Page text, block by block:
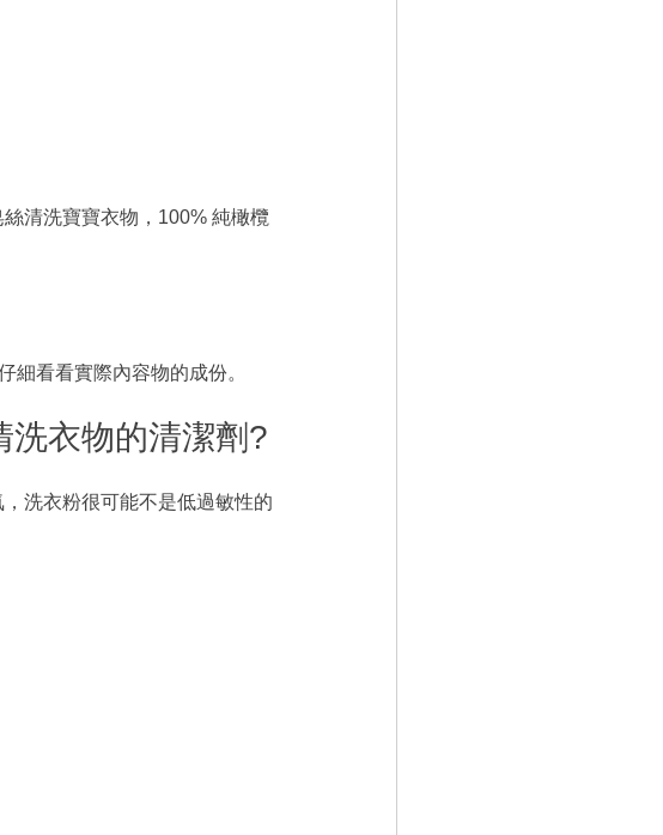
清洗寶寶衣物，100% 純橄欖
細看看實際內容物的成份。
洗衣物的清潔劑?
洗衣粉很可能不是低過敏性的